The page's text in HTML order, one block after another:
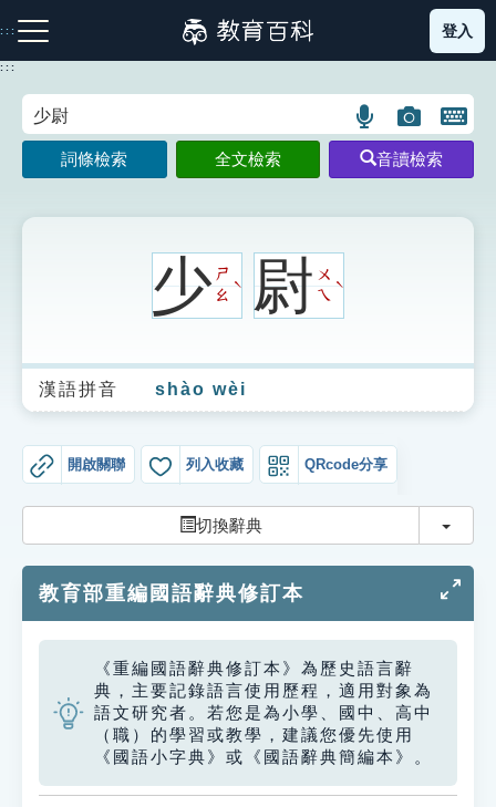
到
主
:::
注音索引圖示 筆畫索引圖示 部首索引表圖示
生字詞彙表
成語故事
索引選單
單字索引
生命大百科索引
遊戲專區
教學應用
登入
:::
語
言
搜
圖
片
搜
開
鍵
圖
詞條檢索 全文檢索 音讀檢索
少ㄕ
ㄠ
ˋ 尉ㄨ
ㄟ
ˋ
漢語拼音 shào wèi
開啟關聯 列入收藏 QRcode分享
切換辭典 切換
教育部重編國語辭典修訂本
《重編國語辭典修訂本》為歷史語言辭
典，主要記錄語言使用歷程，適用對象為
語文研究者。若您是為小學、國中、高中
（職）的學習或教學，建議您優先使用
《國語小字典》或《國語辭典簡編本》。